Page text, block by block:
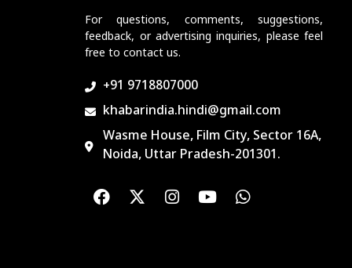
For questions, comments, suggestions,
feedback, or advertising inquiries, please feel
free to contact us.
+91 9718807000
khabarindia.hindi@gmail.com
Wasme House, Film City, Sector 16A,
Noida, Uttar Pradesh-201301.